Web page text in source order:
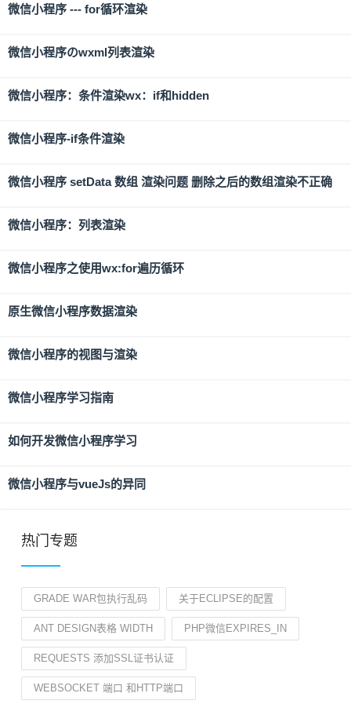
微信小程序 --- for循环渲染
微信小程序のwxml列表渲染
微信小程序：条件渲染wx：if和hidden
微信小程序-if条件渲染
微信小程序 setData 数组 渲染问题 删除之后的数组渲染不正确
微信小程序：列表渲染
微信小程序之使用wx:for遍历循环
原生微信小程序数据渲染
微信小程序的视图与渲染
微信小程序学习指南
如何开发微信小程序学习
微信小程序与vueJs的异同
热门专题
GRADE WAR包执行乱码 关于ECLIPSE的配置
ANT DESIGN表格 WIDTH PHP微信EXPIRES_IN
REQUESTS 添加SSL证书认证
WEBSOCKET 端口 和HTTP端口